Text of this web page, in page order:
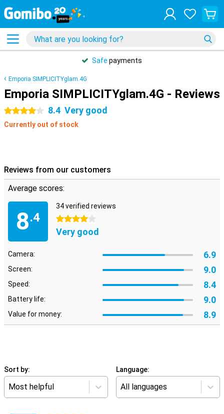
Safe payments
Emporia SIMPLICITYglam.4G
Emporia SIMPLICITYglam.4G - Reviews
4 stars 8.4 Very good
Currently out of stock
Reviews from our customers
Average scores:
8.4
34 verified reviews
4 stars
Very good
Camera: 6.9
Screen: 9.0
Speed: 8.4
Battery life: 9.0
Value for money: 8.9
Sort by:
Most helpful
Language:
All languages